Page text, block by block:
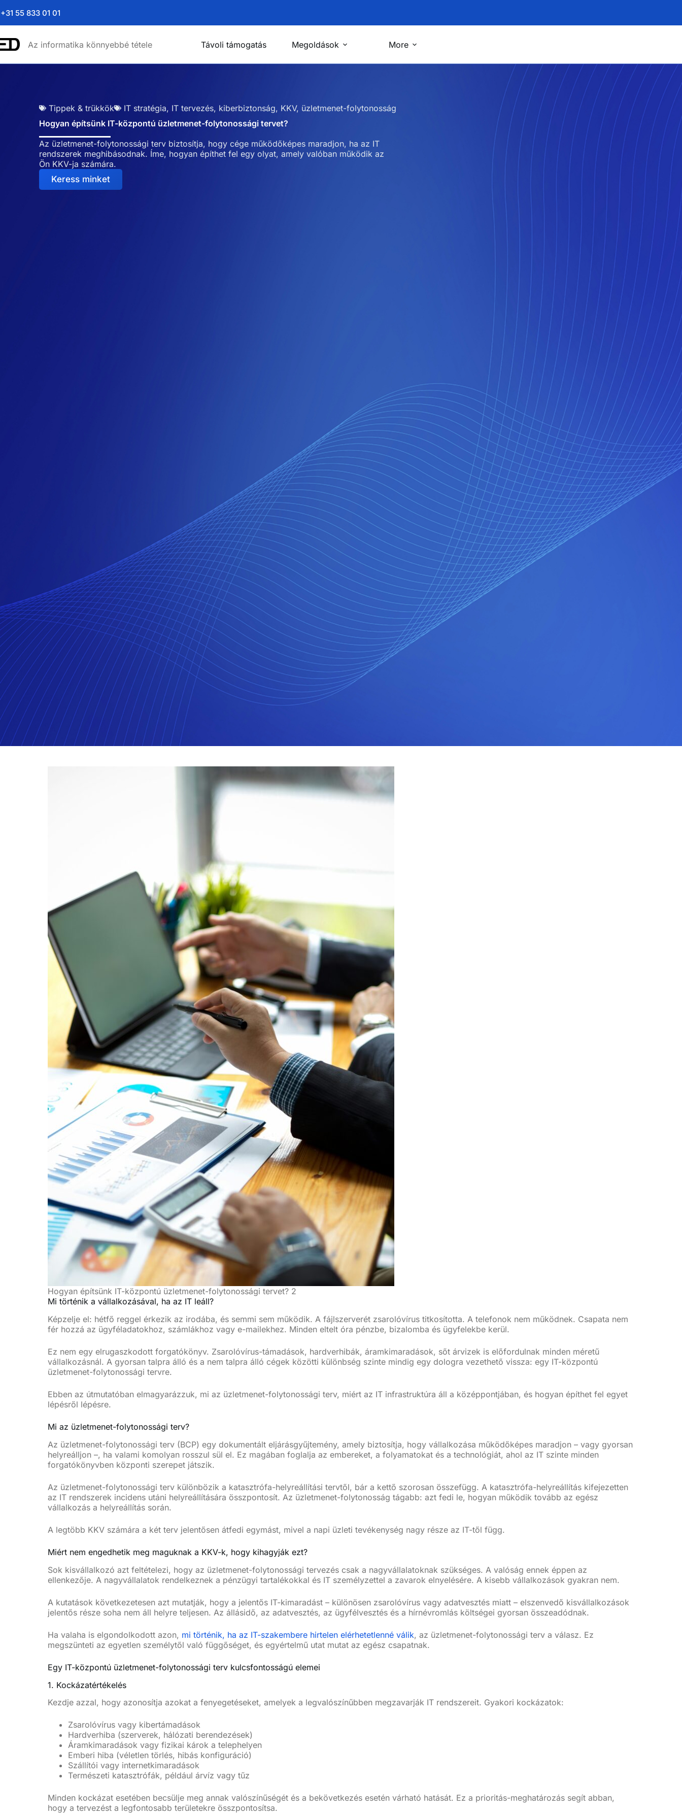
+31 55 833 01 01
Az informatika könnyebbé tétele Távoli támogatás Megoldások More
Tippek & trükkök IT stratégia, IT tervezés, kiberbiztonság, KKV, üzletmenet-folytonosság
Hogyan építsünk IT-központú üzletmenet-folytonossági tervet?
Az üzletmenet-folytonossági terv biztosítja, hogy cége működőképes maradjon, ha az IT
rendszerek meghibásodnak. Íme, hogyan építhet fel egy olyat, amely valóban működik az
Ön KKV-ja számára.
Keress minket
Hogyan építsünk IT-központú üzletmenet-folytonossági tervet? 2
Mi történik a vállalkozásával, ha az IT leáll?
Képzelje el: hétfő reggel érkezik az irodába, és semmi sem működik. A fájlszerverét zsarolóvírus titkosította. A telefonok nem működnek. Csapata nem
fér hozzá az ügyféladatokhoz, számlákhoz vagy e-mailekhez. Minden eltelt óra pénzbe, bizalomba és ügyfelekbe kerül.
Ez nem egy elrugaszkodott forgatókönyv. Zsarolóvírus-támadások, hardverhibák, áramkimaradások, sőt árvizek is előfordulnak minden méretű
vállalkozásnál. A gyorsan talpra álló és a nem talpra álló cégek közötti különbség szinte mindig egy dologra vezethető vissza: egy IT-központú
üzletmenet-folytonossági tervre.
Ebben az útmutatóban elmagyarázzuk, mi az üzletmenet-folytonossági terv, miért az IT infrastruktúra áll a középpontjában, és hogyan építhet fel egyet
lépésről lépésre.
Mi az üzletmenet-folytonossági terv?
Az üzletmenet-folytonossági terv (BCP) egy dokumentált eljárásgyűjtemény, amely biztosítja, hogy vállalkozása működőképes maradjon – vagy gyorsan
helyreálljon –, ha valami komolyan rosszul sül el. Ez magában foglalja az embereket, a folyamatokat és a technológiát, ahol az IT szinte minden
forgatókönyvben központi szerepet játszik.
Az üzletmenet-folytonossági terv különbözik a katasztrófa-helyreállítási tervtől, bár a kettő szorosan összefügg. A katasztrófa-helyreállítás kifejezetten
az IT rendszerek incidens utáni helyreállítására összpontosít. Az üzletmenet-folytonosság tágabb: azt fedi le, hogyan működik tovább az egész
vállalkozás a helyreállítás során.
A legtöbb KKV számára a két terv jelentősen átfedi egymást, mivel a napi üzleti tevékenység nagy része az IT-től függ.
Miért nem engedhetik meg maguknak a KKV-k, hogy kihagyják ezt?
Sok kisvállalkozó azt feltételezi, hogy az üzletmenet-folytonossági tervezés csak a nagyvállalatoknak szükséges. A valóság ennek éppen az
ellenkezője. A nagyvállalatok rendelkeznek a pénzügyi tartalékokkal és IT személyzettel a zavarok elnyelésére. A kisebb vállalkozások gyakran nem.
A kutatások következetesen azt mutatják, hogy a jelentős IT-kimaradást – különösen zsarolóvírus vagy adatvesztés miatt – elszenvedő kisvállalkozások
jelentős része soha nem áll helyre teljesen. Az állásidő, az adatvesztés, az ügyfélvesztés és a hírnévromlás költségei gyorsan összeadódnak.
Ha valaha is elgondolkodott azon, mi történik, ha az IT-szakembere hirtelen elérhetetlenné válik, az üzletmenet-folytonossági terv a válasz. Ez
megszünteti az egyetlen személytől való függőséget, és egyértelmű utat mutat az egész csapatnak.
Egy IT-központú üzletmenet-folytonossági terv kulcsfontosságú elemei
1. Kockázatértékelés
Kezdje azzal, hogy azonosítja azokat a fenyegetéseket, amelyek a legvalószínűbben megzavarják IT rendszereit. Gyakori kockázatok:
Zsarolóvírus vagy kibertámadások
Hardverhiba (szerverek, hálózati berendezések)
Áramkimaradások vagy fizikai károk a telephelyen
Emberi hiba (véletlen törlés, hibás konfiguráció)
Szállítói vagy internetkimaradások
Természeti katasztrófák, például árvíz vagy tűz
Minden kockázat esetében becsülje meg annak valószínűségét és a bekövetkezés esetén várható hatását. Ez a prioritás-meghatározás segít abban,
hogy a tervezést a legfontosabb területekre összpontosítsa.